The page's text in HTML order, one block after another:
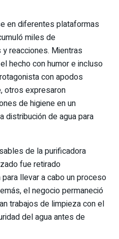
en diferentes plataformas
miles de
reacciones. Mientras
hecho con humor e incluso
con apodos
otros expresaron
de higiene en un
distribución de agua para
de la purificadora
fue retirado
llevar a cabo un proceso
el negocio permaneció
trabajos de limpieza con el
del agua antes de